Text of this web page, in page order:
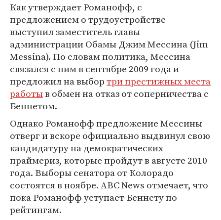
Как утверждает Романофф, с
предложением о трудоустройстве
выступил заместитель главы
администрации Обамы Джим Мессина (Jim
Messina). По словам политика, Мессина
связался с ним в сентябре 2009 года и
предложил на выбортри престижных места
работыв обмен на отказ от соперничества с
Беннетом.
Однако Романофф предложение Мессины
отверг и вскоре официально выдвинул свою
кандидатуру на демократических
праймериз, которые пройдут в августе 2010
года. Выборы сенатора от Колорадо
состоятся в ноябре. ABC News отмечает, что
пока Романофф уступает Беннету по
рейтингам.